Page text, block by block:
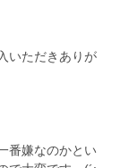
いただきありが
番嫌なのかとい